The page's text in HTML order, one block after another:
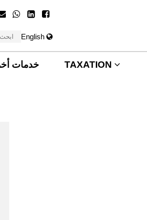
English
TAXATION خدمات